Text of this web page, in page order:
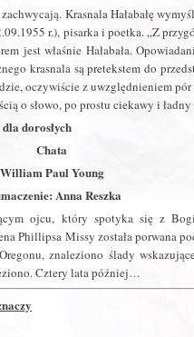
Krasnala Hałabałę
r.), pisarka i poetka. „Z
jest właśnie Hałabała.
krasnala są pretekstem do
oczywiście z uwzględnieniem
o słowo, po prostu ciekawy i
dorosłych
Chata
William Paul Young
Anna Reszka
ojcu, który spotyka się z
Phillipsa Missy została porwana
znaleziono ślady
Cztery lata później…